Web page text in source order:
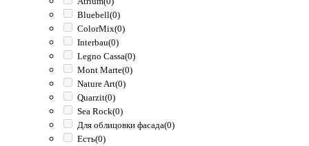
Bluebell(0)
ColorMix(0)
Interbau(0)
Legno Cassa(0)
Mont Marte(0)
Nature Art(0)
Quarzit(0)
Sea Rock(0)
Для облицовки фасада(0)
Есть(0)